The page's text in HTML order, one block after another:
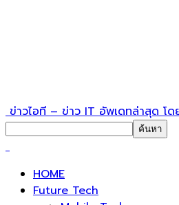
ข่าวไอที – ข่าว IT อัพเดทล่าสุด โด
HOME
Future Tech